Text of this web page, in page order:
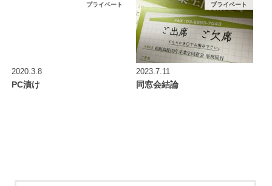
プライベート
2020.3.8
PC漬け
プライベート
2023.7.11
同窓会結論